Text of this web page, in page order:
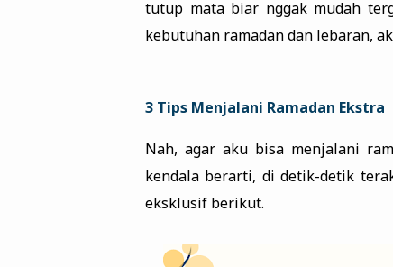
tutup mata biar nggak mudah
kebutuhan ramadan dan lebaran,
3 Tips Menjalani Ramadan Ekstra
Nah, agar aku bisa menjalani
kendala berarti, di detik-detik
eksklusif berikut.